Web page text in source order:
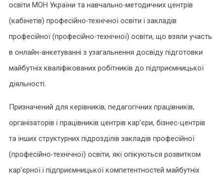
освіти МОН України та навчально-методичних центрів
(кабінетів) професійно-технічної освіти і закладів
професійної (професійно-технічної) освіти, що взяли участь
в онлайн-анкетуванні з узагальнення досвіду підготовки
майбутніх кваліфікованих робітників до підприємницької
діяльності.
Призначений для керівників, педагогічних працівників,
організаторів і працівників центрів кар’єри, бізнес-центрів
та інших структурних підрозділів закладів професійної
(професійно-технічної) освіти, які опікуються розвитком
кар’єрної і підприємницької компетентностей майбутніх